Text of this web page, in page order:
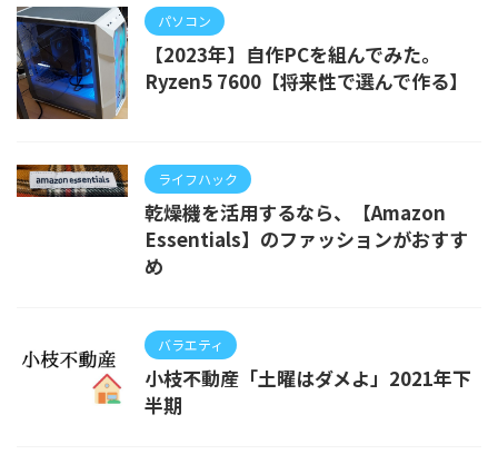
パソコン
【2023年】自作PCを組んでみた。
Ryzen5 7600【将来性で選んで作る】
ライフハック
乾燥機を活用するなら、【Amazon
Essentials】のファッションがおすす
め
バラエティ
小枝不動産「土曜はダメよ」2021年下
半期